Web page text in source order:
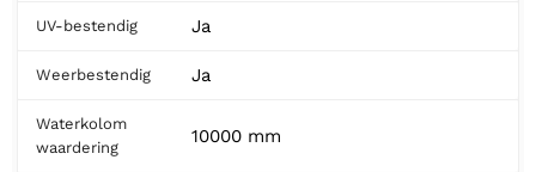
UV-bestendig Ja
Weerbestendig Ja
Waterkolom
waardering
10000 mm